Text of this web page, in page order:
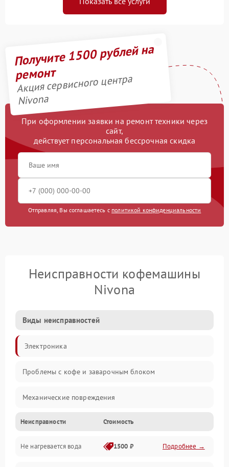
Получите 1500 рублей на
ремонт
Акция сервисного центра
Nivona
При оформлении заявки на ремонт техники через
сайт,
действует персональная бессрочная скидка
Отправляя, Вы соглашаетесь с политикой конфиденциальности
Неисправности кофемашины
Nivona
Виды неисправностей
Электроника
Проблемы с кофе и заварочным блоком
Механические повреждения
Прочие неисправности
Включение и работа
Неисправности Стоимость
Не нагревается вода 1500 ₽ Подробнее →